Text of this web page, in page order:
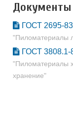
Документы
ГОСТ 2695-83
"Пиломатериалы
ГОСТ 3808.1-
"Пиломатериалы
хранение"